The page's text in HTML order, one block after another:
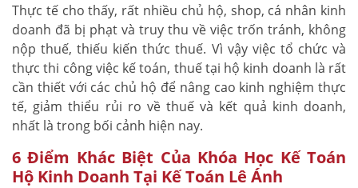
Thực tế cho thấy, rất nhiều chủ hộ, shop, cá nhân kinh
doanh đã bị phạt và truy thu về việc trốn tránh, không
nộp thuế, thiếu kiến thức thuế. Vì vậy việc tổ chức và
thực thi công việc kế toán, thuế tại hộ kinh doanh là rất
cần thiết với các chủ hộ để nâng cao kinh nghiệm thực
tế, giảm thiểu rủi ro về thuế và kết quả kinh doanh,
nhất là trong bối cảnh hiện nay.
6 Điểm Khác Biệt Của Khóa Học Kế Toán
Hộ Kinh Doanh Tại Kế Toán Lê Ánh